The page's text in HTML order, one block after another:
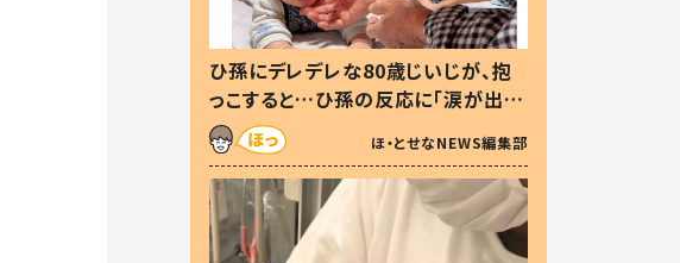
ひ孫にデレデレな80歳じいじが、抱
っこすると…ひ孫の反応に「涙が出ま
した」「可愛くて仕方ない」
ほ・とせなNEWS編集部